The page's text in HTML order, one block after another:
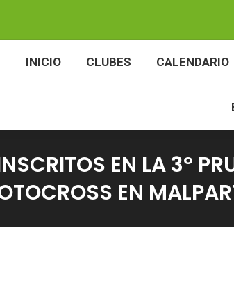
INICIO CLUBES CALENDARIO
EN LA 3º
EN